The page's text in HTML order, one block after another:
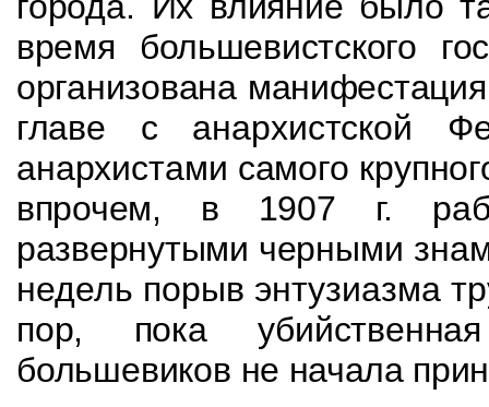
время большевистского
организована
главе с анархистской
анархистами самого
впрочем, в 1907 г.
развернутыми черными
недель порыв энтузиазма
пор, пока
большевиков не начала